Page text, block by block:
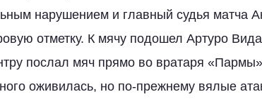
нарушением и главный судья матча
отметку. К мячу подошел Артуро
послал мяч прямо во вратаря
оживилась, но по-прежнему вялые